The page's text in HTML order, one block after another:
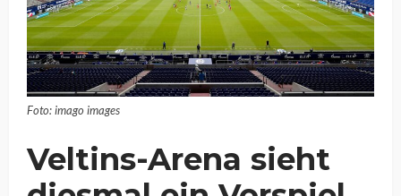
Foto: imago images
Veltins-Arena sieht